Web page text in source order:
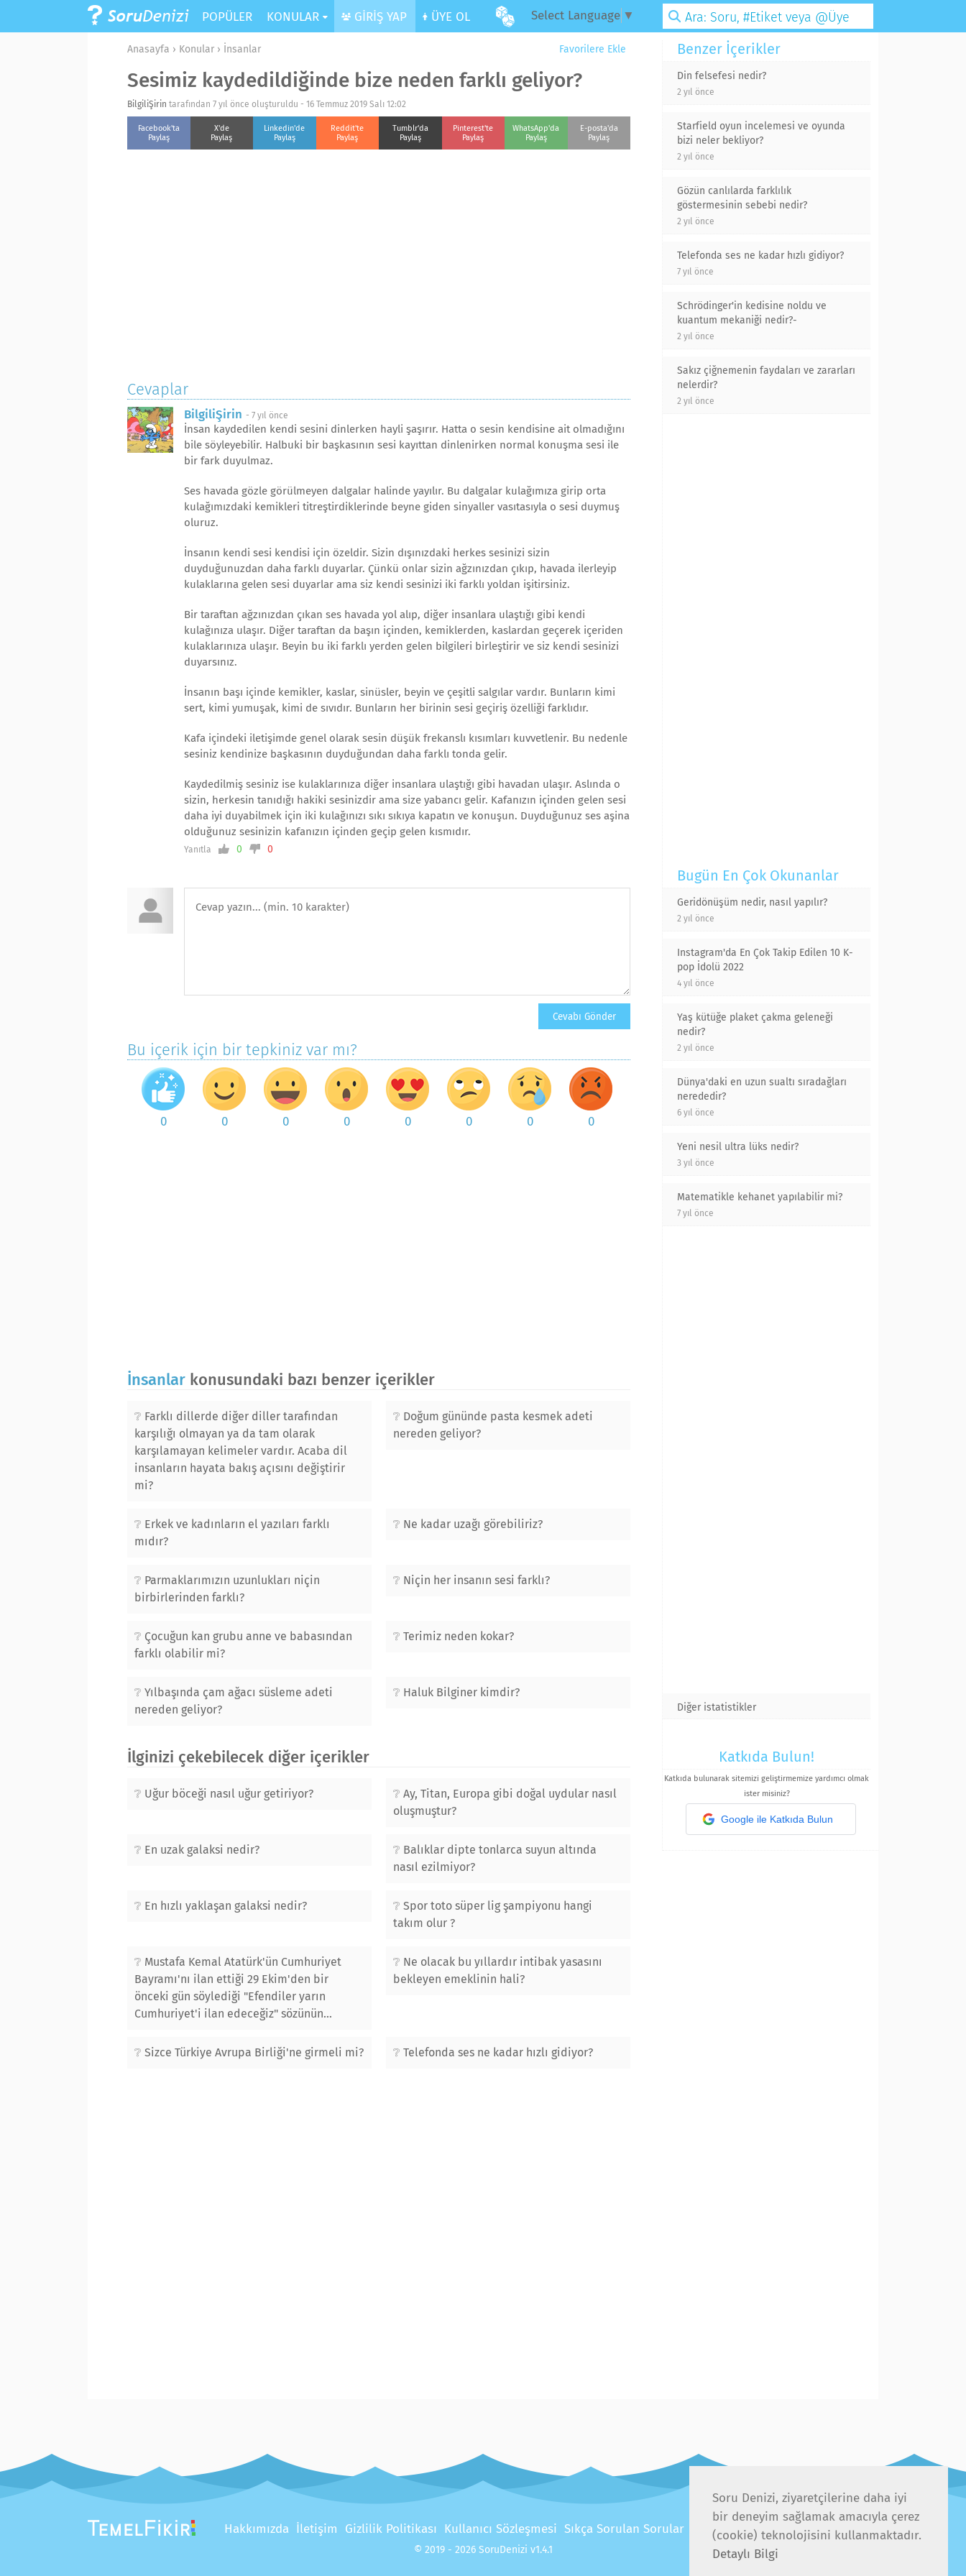
POPÜLER KONULAR GİRİŞ YAP ÜYE OL Select Language ▼
Favorilere Ekle
Anasayfa › Konular › İnsanlar
Sesimiz kaydedildiğinde bize neden farklı geliyor?
BilgiliŞirin tarafından 7 yıl önce oluşturuldu - 16 Temmuz 2019 Salı 12:02
Facebook'ta
Paylaş
X'de
Paylaş
Linkedin'de
Paylaş
Reddit'te
Paylaş
Tumblr'da
Paylaş
Pinterest'te
Paylaş
WhatsApp'da
Paylaş
E-posta'da
Paylaş
Cevaplar
BilgiliŞirin - 7 yıl önce
İnsan kaydedilen kendi sesini dinlerken hayli şaşırır. Hatta o sesin kendisine ait olmadığını
bile söyleyebilir. Halbuki bir başkasının sesi kayıttan dinlenirken normal konuşma sesi ile
bir fark duyulmaz.
Ses havada gözle görülmeyen dalgalar halinde yayılır. Bu dalgalar kulağımıza girip orta
kulağımızdaki kemikleri titreştirdiklerinde beyne giden sinyaller vasıtasıyla o sesi duymuş
oluruz.
İnsanın kendi sesi kendisi için özeldir. Sizin dışınızdaki herkes sesinizi sizin
duyduğunuzdan daha farklı duyarlar. Çünkü onlar sizin ağzınızdan çıkıp, havada ilerleyip
kulaklarına gelen sesi duyarlar ama siz kendi sesinizi iki farklı yoldan işitirsiniz.
Bir taraftan ağzınızdan çıkan ses havada yol alıp, diğer insanlara ulaştığı gibi kendi
kulağınıza ulaşır. Diğer taraftan da başın içinden, kemiklerden, kaslardan geçerek içeriden
kulaklarınıza ulaşır. Beyin bu iki farklı yerden gelen bilgileri birleştirir ve siz kendi sesinizi
duyarsınız.
İnsanın başı içinde kemikler, kaslar, sinüsler, beyin ve çeşitli salgılar vardır. Bunların kimi
sert, kimi yumuşak, kimi de sıvıdır. Bunların her birinin sesi geçiriş özelliği farklıdır.
Kafa içindeki iletişimde genel olarak sesin düşük frekanslı kısımları kuvvetlenir. Bu nedenle
sesiniz kendinize başkasının duyduğundan daha farklı tonda gelir.
Kaydedilmiş sesiniz ise kulaklarınıza diğer insanlara ulaştığı gibi havadan ulaşır. Aslında o
sizin, herkesin tanıdığı hakiki sesinizdir ama size yabancı gelir. Kafanızın içinden gelen sesi
daha iyi duyabilmek için iki kulağınızı sıkı sıkıya kapatın ve konuşun. Duyduğunuz ses aşina
olduğunuz sesinizin kafanızın içinden geçip gelen kısmıdır.
Yanıtla 0 0
Bu içerik için bir tepkiniz var mı?
0 0 0 0 0 0 0 0
İnsanlar konusundaki bazı benzer içerikler
Farklı dillerde diğer diller tarafından
karşılığı olmayan ya da tam olarak
karşılamayan kelimeler vardır. Acaba dil
insanların hayata bakış açısını değiştirir
mi?
Doğum gününde pasta kesmek adeti
nereden geliyor?
Erkek ve kadınların el yazıları farklı
mıdır?
Ne kadar uzağı görebiliriz?
Parmaklarımızın uzunlukları niçin
birbirlerinden farklı?
Niçin her insanın sesi farklı?
Çocuğun kan grubu anne ve babasından
farklı olabilir mi?
Terimiz neden kokar?
Yılbaşında çam ağacı süsleme adeti
nereden geliyor?
Haluk Bilginer kimdir?
İlginizi çekebilecek diğer içerikler
Uğur böceği nasıl uğur getiriyor?
Ay, Titan, Europa gibi doğal uydular nasıl
oluşmuştur?
En uzak galaksi nedir?
Balıklar dipte tonlarca suyun altında
nasıl ezilmiyor?
En hızlı yaklaşan galaksi nedir?
Spor toto süper lig şampiyonu hangi
takım olur ?
Mustafa Kemal Atatürk'ün Cumhuriyet
Bayramı'nı ilan ettiği 29 Ekim'den bir
önceki gün söylediği "Efendiler yarın
Cumhuriyet'i ilan edeceğiz" sözünün...
Ne olacak bu yıllardır intibak yasasını
bekleyen emeklinin hali?
Sizce Türkiye Avrupa Birliği'ne girmeli mi? Telefonda ses ne kadar hızlı gidiyor?
Benzer İçerikler
Din felsefesi nedir?
2 yıl önce
Starfield oyun incelemesi ve oyunda
bizi neler bekliyor?
2 yıl önce
Gözün canlılarda farklılık
göstermesinin sebebi nedir?
2 yıl önce
Telefonda ses ne kadar hızlı gidiyor?
7 yıl önce
Schrödinger'in kedisine noldu ve
kuantum mekaniği nedir?-
2 yıl önce
Sakız çiğnemenin faydaları ve zararları
nelerdir?
2 yıl önce
Bugün En Çok Okunanlar
Geridönüşüm nedir, nasıl yapılır?
2 yıl önce
Instagram'da En Çok Takip Edilen 10 K-
pop İdolü 2022
4 yıl önce
Yaş kütüğe plaket çakma geleneği
nedir?
2 yıl önce
Dünya'daki en uzun sualtı sıradağları
nerededir?
6 yıl önce
Yeni nesil ultra lüks nedir?
3 yıl önce
Matematikle kehanet yapılabilir mi?
7 yıl önce
Diğer istatistikler
Katkıda Bulun!
Katkıda bulunarak sitemizi geliştirmemize yardımcı olmak
ister misiniz?
Google ile Katkıda Bulun
Hakkımızda İletişim Gizlilik Politikası Kullanıcı Sözleşmesi Sıkça Sorulan Sorular
© 2019 - 2026 SoruDenizi v1.4.1
Soru Denizi, ziyaretçilerine daha iyi
bir deneyim sağlamak amacıyla çerez
(cookie) teknolojisini kullanmaktadır.
Detaylı Bilgi